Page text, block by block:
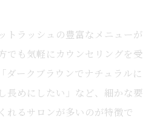
トラッシュの豊富なメニューが
でも気軽にカウンセリングを受
ダークブラウンでナチュラルに
長めにしたい」など、細かな要
れるサロンが多いのが特徴で